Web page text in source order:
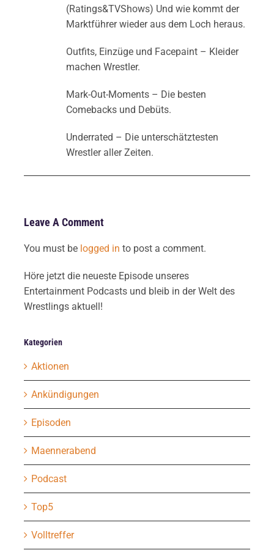
(Ratings&TVShows) Und wie kommt der
Marktführer wieder aus dem Loch heraus.
Outfits, Einzüge und Facepaint – Kleider
machen Wrestler.
Mark-Out-Moments – Die besten
Comebacks und Debüts.
Underrated – Die unterschätztesten
Wrestler aller Zeiten.
Leave A Comment
You must be logged in to post a comment.
Höre jetzt die neueste Episode unseres
Entertainment Podcasts und bleib in der Welt des
Wrestlings aktuell!
Kategorien
Aktionen
Ankündigungen
Episoden
Maennerabend
Podcast
Top5
Volltreffer